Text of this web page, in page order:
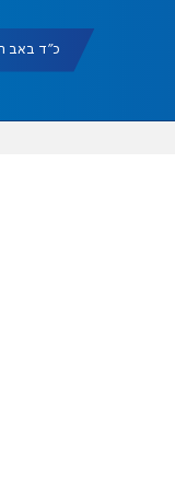
כ"ד באב תשפ"ו